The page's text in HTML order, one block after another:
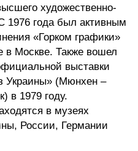
художественно-
года был активным
«Горком графики»
в Москве. Также вошел
выставки
Украины» (Мюнхен –
в 1979 году.
в музеях
России, Германии